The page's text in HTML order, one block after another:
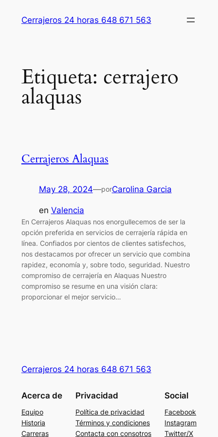
Cerrajeros 24 horas 648 671 563
Etiqueta: cerrajero
alaquas
Cerrajeros Alaquas
May 28, 2024—porCarolina Garcia
en Valencia
En Cerrajeros Alaquas nos enorgullecemos de ser la
opción preferida en servicios de cerrajería rápida en
línea. Confiados por cientos de clientes satisfechos,
nos destacamos por ofrecer un servicio que combina
rapidez, economía y, sobre todo, seguridad. Nuestro
compromiso de cerrajería en Alaquas Nuestro
compromiso se resume en una visión clara:
proporcionar el mejor servicio…
Cerrajeros 24 horas 648 671 563
Acerca de
Equipo
Historia
Carreras
Privacidad
Política de privacidad
Términos y condiciones
Contacta con consotros
Social
Facebook
Instagram
Twitter/X